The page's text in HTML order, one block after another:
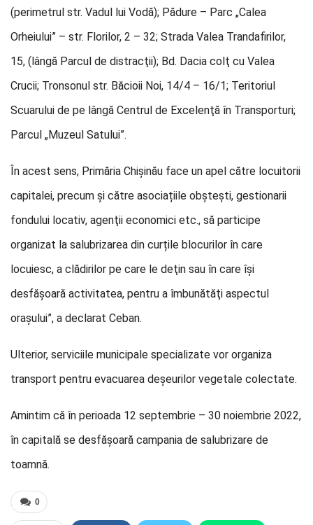
(perimetrul str. Vadul lui Vodă); Pădure – Parc „Calea
Orheiului” – str. Florilor, 2 – 32; Strada Valea Trandafirilor,
15, (lângă Parcul de distracţii); Bd. Dacia colţ cu Valea
Crucii; Tronsonul str. Băcioii Noi, 14/4 – 16/1; Teritoriul
Scuarului de pe lângă Centrul de Excelenţă în Transporturi;
Parcul „Muzeul Satului”.
În acest sens, Primăria Chișinău face un apel către locuitorii
capitalei, precum și către asociațiile obștești, gestionarii
fondului locativ, agenţii economici etc., să participe
organizat la salubrizarea din curțile blocurilor în care
locuiesc, a clădirilor pe care le deţin sau în care îşi
desfăşoară activitatea, pentru a îmbunătăţi aspectul
oraşului”, a declarat Ceban.
Ulterior, serviciile municipale specializate vor organiza
transport pentru evacuarea deşeurilor vegetale colectate.
Amintim că în perioada 12 septembrie – 30 noiembrie 2022,
în capitală se desfășoară campania de salubrizare de
toamnă.
0